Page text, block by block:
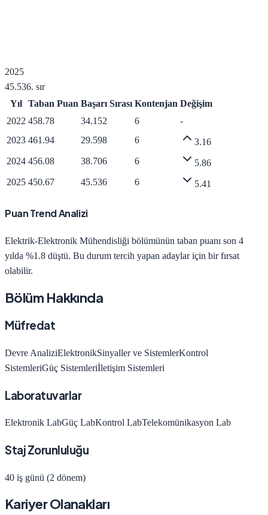
2025
45.536. sır
Yıl Taban Puan Başarı Sırası Kontenjan Değişim
2022 458.78 34.152 6
-
2023 461.94 29.598 6
3.16
2024 456.08 38.706 6
5.86
2025 450.67 45.536 6 5.41
Puan Trend Analizi
Elektrik-Elektronik Mühendisliği bölümünün taban puanı son 4
yılda %1.8 düştü. Bu durum tercih yapan adaylar için bir fırsat
olabilir.
Bölüm Hakkında
Müfredat
Devre AnaliziElektronikSinyaller ve SistemlerKontrol
SistemleriGüç Sistemleriİletişim Sistemleri
Laboratuvarlar
Elektronik LabGüç LabKontrol LabTelekomünikasyon Lab
Staj Zorunluluğu
40 iş günü (2 dönem)
Kariyer Olanakları